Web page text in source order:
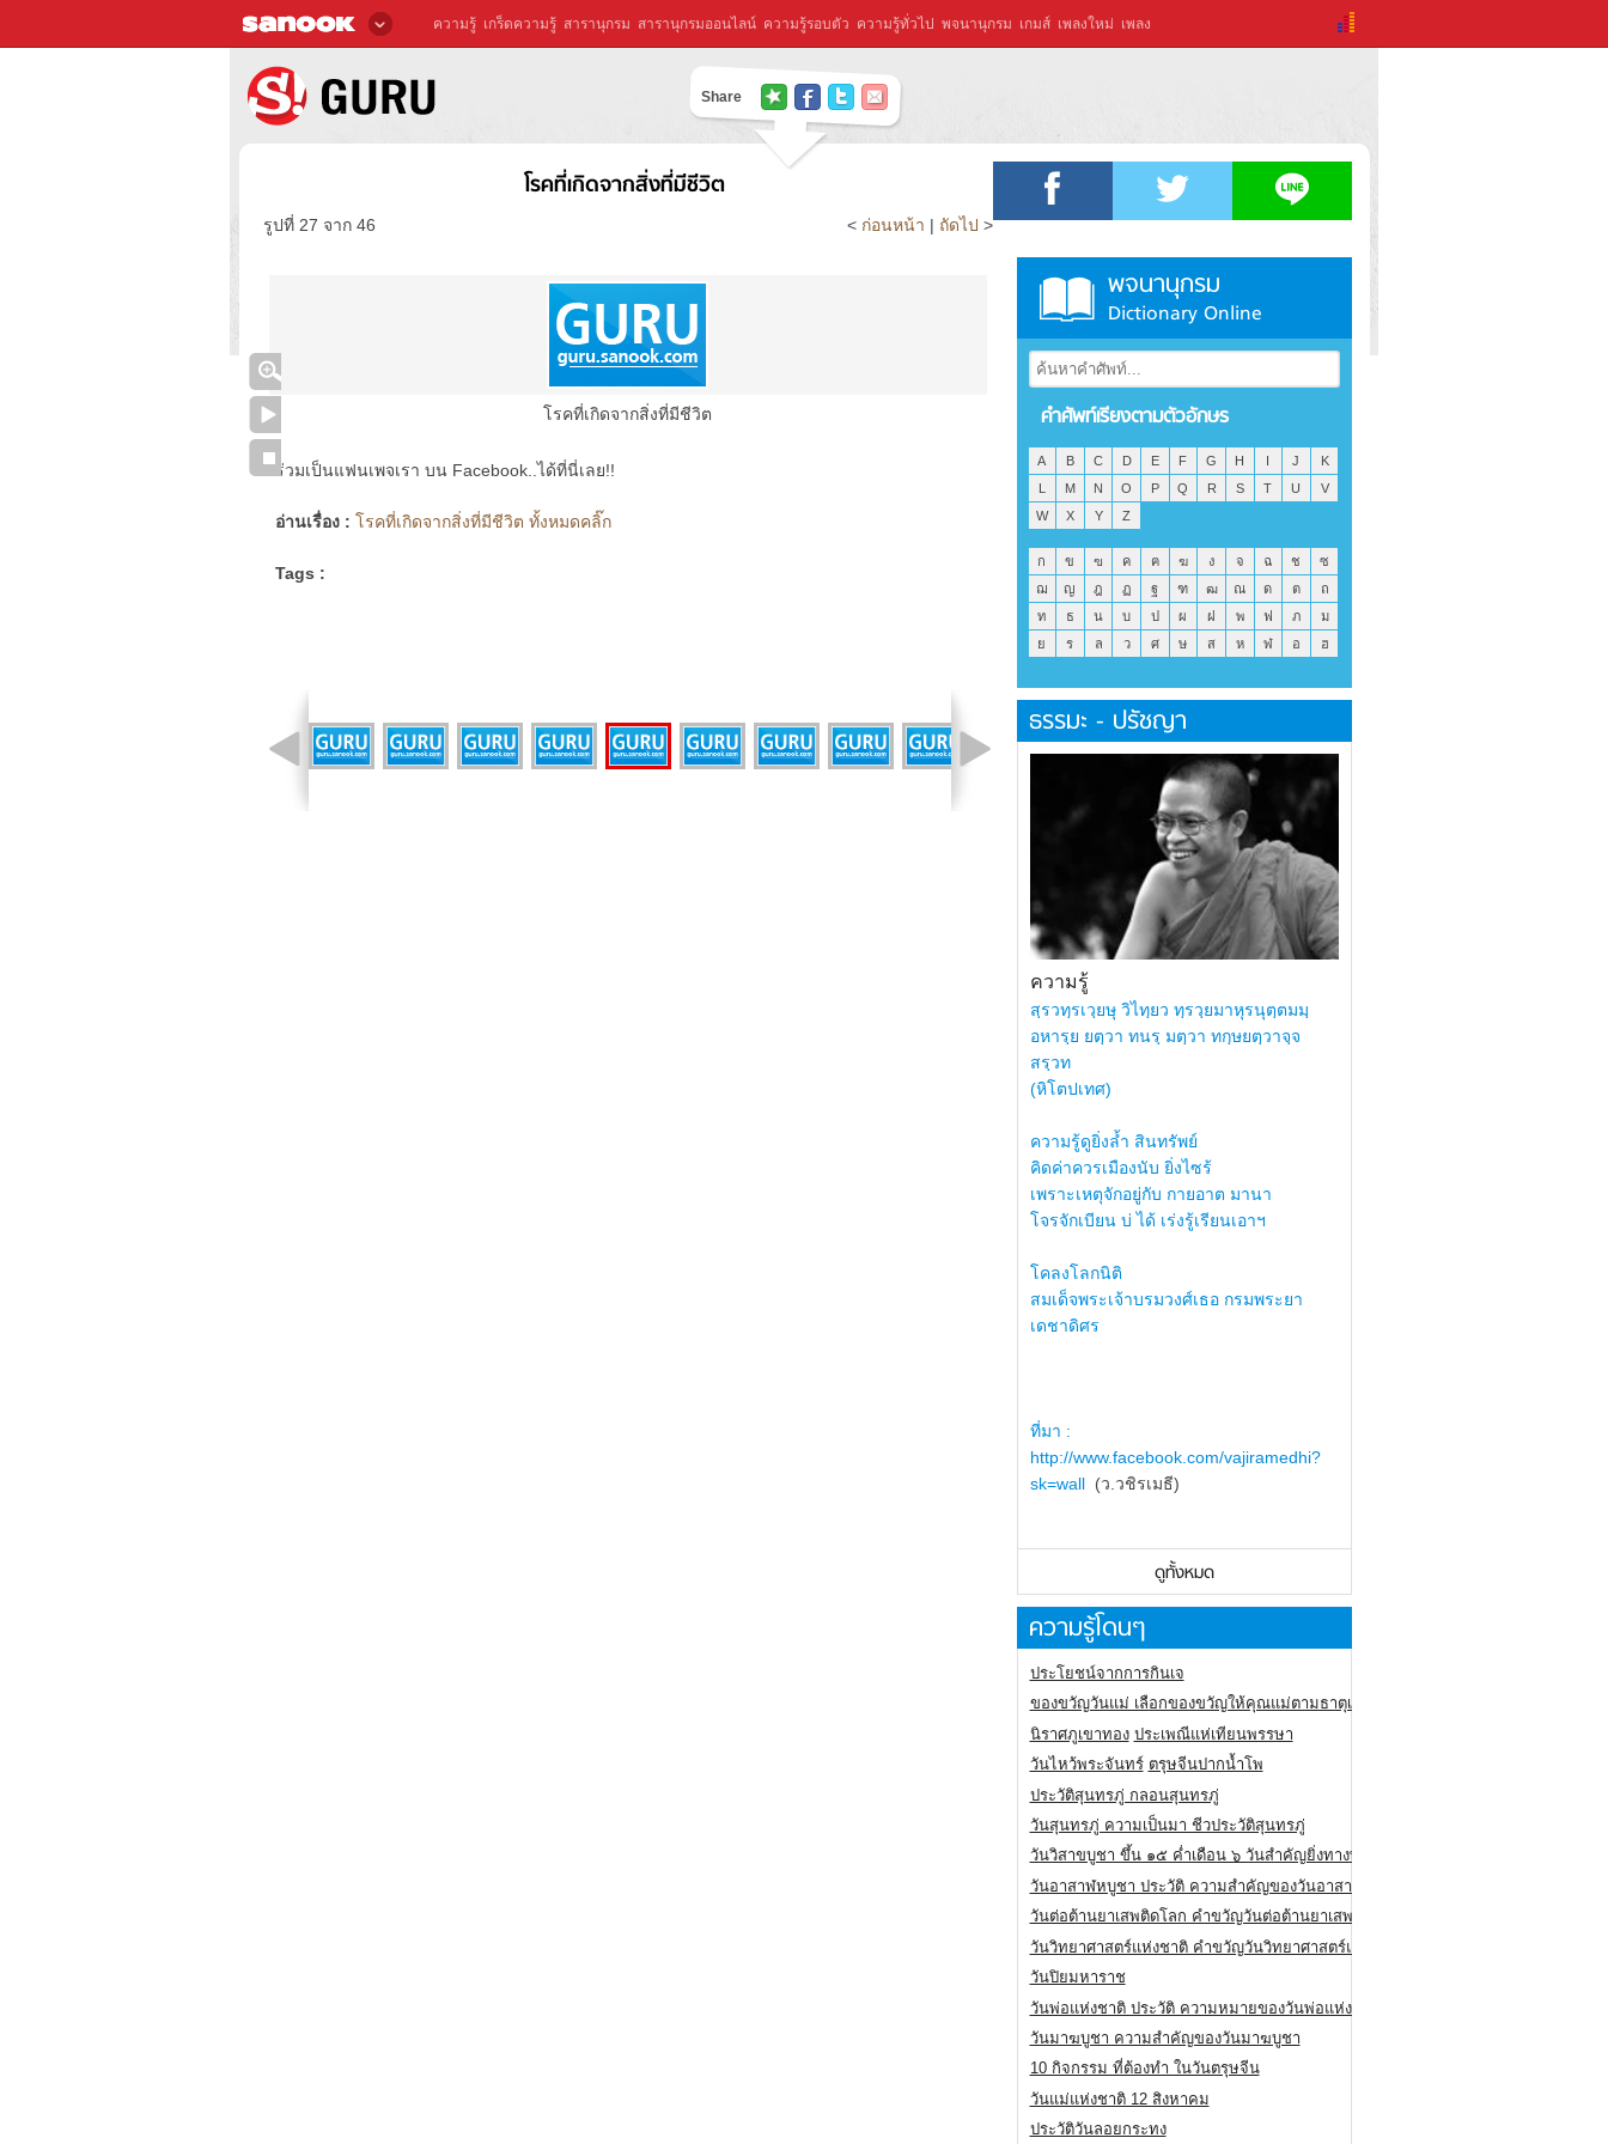
ความรู้ เกร็ดความรู้ สารานุกรม สารานุกรมออนไลน์ ความรู้รอบตัว ความรู้ทั่วไป พจนานุกรม เกมส์ เพลงใหม่ เพลง
Share
โรคที่เกิดจากสิ่งที่มีชีวิต
รูปที่ 27 จาก 46 < ก่อนหน้า | ถัดไป >
โรคที่เกิดจากสิ่งที่มีชีวิต
ร่วมเป็นแฟนเพจเรา บน Facebook..ได้ที่นี่เลย!!
อ่านเรื่อง : โรคที่เกิดจากสิ่งที่มีชีวิต ทั้งหมดคลิ๊ก
Tags :
พจนานุกรม
Dictionary Online
คำศัพท์เรียงตามตัวอักษร
A B C D E F G H I J
K
L
M N O P Q R S T U
V
W
X Y Z
ก ข ฃ ค ฅ ฆ ง จ ฉ ช
ซ
ฌ
ญ ฎ ฏ ฐ ฑ ฒ ณ ด ต
ถ
ท
ธ น บ ป ผ ฝ พ ฟ ภ
ม
ย
ร ล ว ศ ษ ส ห ฬ อ ฮ
ธรรมะ - ปรัชญา
ความรู้
สฺรวทฺรเวฺยษุ วิไทฺยว ทฺรวฺยมาหุรนุตฺตมมฺ
อหารฺย ยตฺวา ทนรฺ มตฺวา ทกฺษยตฺวาจฺจ
สรฺวท
(หิโตปเทศ)
ความรู้ดูยิ่งล้ำ สินทรัพย์
คิดค่าควรเมืองนับ ยิ่งไซร้
เพราะเหตุจักอยู่กับ กายอาต มานา
โจรจักเบียน บ่ ได้ เร่งรู้เรียนเอาฯ
โคลงโลกนิติ
สมเด็จพระเจ้าบรมวงศ์เธอ กรมพระยา
เดชาดิศร
ที่มา :
http://www.facebook.com/vajiramedhi?
sk=wall(ว.วชิรเมธี)
ดูทั้งหมด
ความรู้โดนๆ
ประโยชน์จากการกินเจ
ของขวัญวันแม่ เลือกของขวัญให้คุณแม่ตามธาตุเกิด
นิราศภูเขาทอง ประเพณีแห่เทียนพรรษา
วันไหว้พระจันทร์ ตรุษจีนปากน้ำโพ
ประวัติสุนทรภู่ กลอนสุนทรภู่
วันสุนทรภู่ ความเป็นมา ชีวประวัติสุนทรภู่
วันวิสาขบูชา ขึ้น ๑๕ ค่ำเดือน ๖ วันสำคัญยิ่งทางพระพุทธศาสนา
วันอาสาฬหบูชา ประวัติ ความสําคัญของวันอาสาฬหบูชา
วันต่อต้านยาเสพติดโลก คำขวัญวันต่อต้านยาเสพติดสากล
วันวิทยาศาสตร์แห่งชาติ คำขวัญวันวิทยาศาสตร์แห่งชาติ
วันปิยมหาราช
วันพ่อแห่งชาติ ประวัติ ความหมายของวันพ่อแห่งชาติ
วันมาฆบูชา ความสำคัญของวันมาฆบูชา
10 กิจกรรม ที่ต้องทำ ในวันตรุษจีน
วันแม่แห่งชาติ 12 สิงหาคม
ประวัติวันลอยกระทง